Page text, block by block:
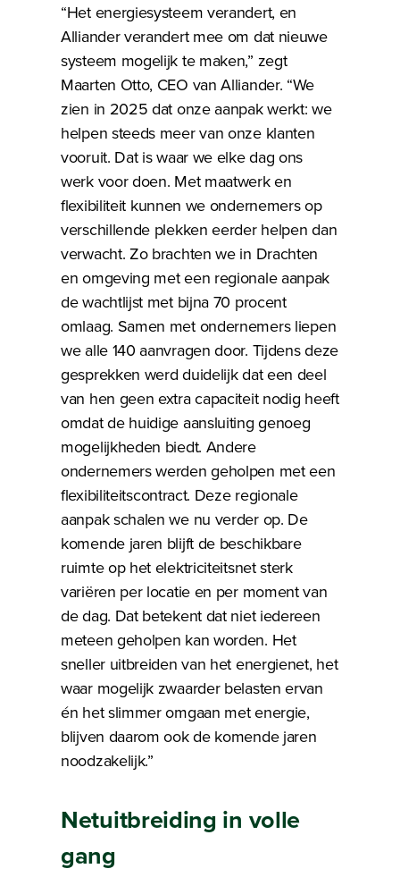
“Het energiesysteem verandert, en
Alliander verandert mee om dat nieuwe
systeem mogelijk te maken,” zegt
Maarten Otto, CEO van Alliander. “We
zien in 2025 dat onze aanpak werkt: we
helpen steeds meer van onze klanten
vooruit. Dat is waar we elke dag ons
werk voor doen. Met maatwerk en
flexibiliteit kunnen we ondernemers op
verschillende plekken eerder helpen dan
verwacht. Zo brachten we in Drachten
en omgeving met een regionale aanpak
de wachtlijst met bijna 70 procent
omlaag. Samen met ondernemers liepen
we alle 140 aanvragen door. Tijdens deze
gesprekken werd duidelijk dat een deel
van hen geen extra capaciteit nodig heeft
omdat de huidige aansluiting genoeg
mogelijkheden biedt. Andere
ondernemers werden geholpen met een
flexibiliteitscontract. Deze regionale
aanpak schalen we nu verder op. De
komende jaren blijft de beschikbare
ruimte op het elektriciteitsnet sterk
variëren per locatie en per moment van
de dag. Dat betekent dat niet iedereen
meteen geholpen kan worden. Het
sneller uitbreiden van het energienet, het
waar mogelijk zwaarder belasten ervan
én het slimmer omgaan met energie,
blijven daarom ook de komende jaren
noodzakelijk.”
Netuitbreiding in volle
gang